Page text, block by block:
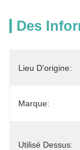
Des
Lieu D'origine:
Marque:
Utilisé Dessus: